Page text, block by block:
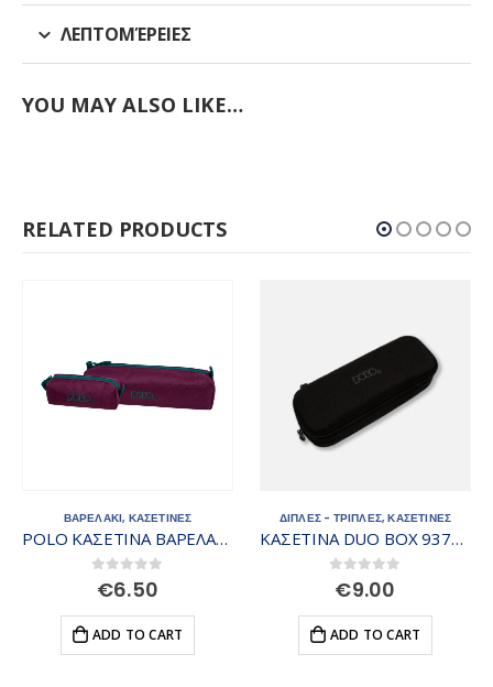
ΛΕΠΤΟΜΈΡΕΙΕΣ
YOU MAY ALSO LIKE…
RELATED PRODUCTS
ΒΑΡΕΛΑΚΙ, ΚΑΣΕΤΙΝΕΣ
POLO ΚΑΣΕΤΙΝΑ ΒΑΡΕΛΑΚΙ 937006-3364
out of 5
€6.50
ADD TO CART
ΔΙΠΛΕΣ - ΤΡΙΠΛΕΣ,ΚΑΣΕΤΙΝΕΣ
ΚΑΣΕΤΙΝΑ DUO BOX 937004-2000
out of 5
€9.00
ADD TO CART